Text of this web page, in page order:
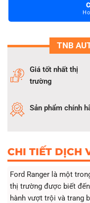
Tặng kèm camera
khách hàng đặt lịch
Tư vấn miễn phí 24/
xe Ford Ranger
dán phim chống nóng
TNB
Giá tốt nhất thị
trường
Sản phẩm chính
CHI TIẾT DỊCH
Ford Ranger là một
thị trường được biết
hành vượt trội và trang